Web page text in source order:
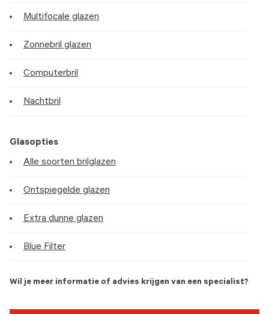
Multifocale glazen
Zonnebril glazen
Computerbril
Nachtbril
Glasopties
Alle soorten brilglazen
Ontspiegelde glazen
Extra dunne glazen
Blue Filter
Wil je meer informatie of advies krijgen van een specialist?